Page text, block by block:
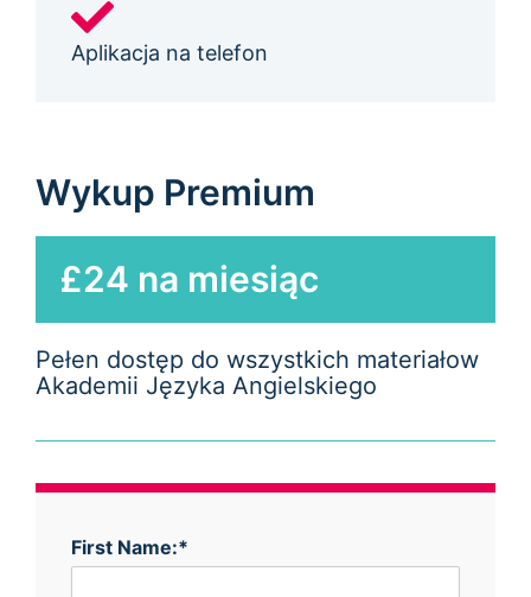
Aplikacja na telefon
Wykup Premium
£24 na miesiąc
Pełen dostęp do wszystkich materiałow
Akademii Języka Angielskiego
First Name:*